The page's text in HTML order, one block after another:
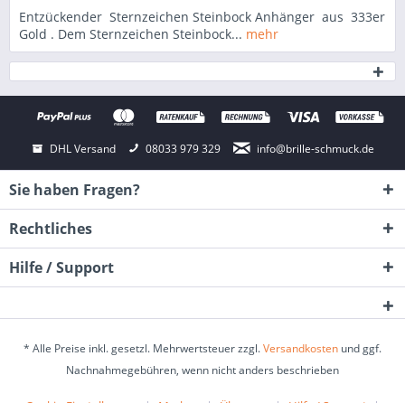
Entzückender Sternzeichen Steinbock Anhänger aus 333er
Gold . Dem Sternzeichen Steinbock... mehr
DHL Versand 08033 979 329 info@brille-schmuck.de
Sie haben Fragen?
Rechtliches
Hilfe / Support
* Alle Preise inkl. gesetzl. Mehrwertsteuer zzgl.Versandkosten und ggf.
Nachnahmegebühren, wenn nicht anders beschrieben